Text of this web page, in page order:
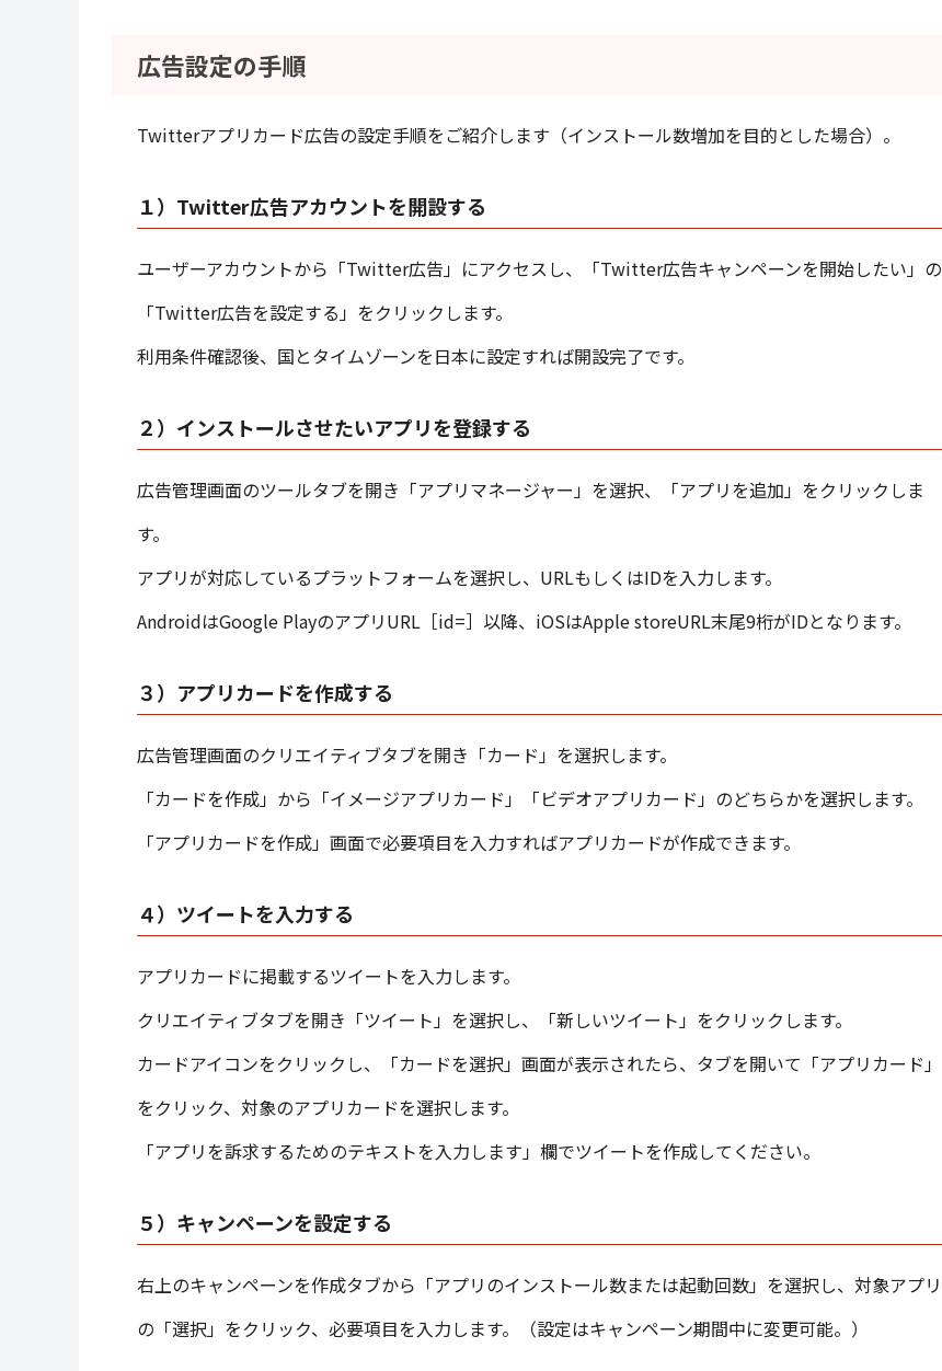
広告設定の手順
Twitterアプリカード広告の設定手順をご紹介します（インストール数増加を目的とした場合）。
１）Twitter広告アカウントを開設する
ユーザーアカウントから「Twitter広告」にアクセスし、「Twitter広告キャンペーンを開始したい」の
「Twitter広告を設定する」をクリックします。
利用条件確認後、国とタイムゾーンを日本に設定すれば開設完了です。
２）インストールさせたいアプリを登録する
広告管理画面のツールタブを開き「アプリマネージャー」を選択、「アプリを追加」をクリックしま
す。
アプリが対応しているプラットフォームを選択し、URLもしくはIDを入力します。
AndroidはGoogle PlayのアプリURL［id=］以降、iOSはApple storeURL末尾9桁がIDとなります。
３）アプリカードを作成する
広告管理画面のクリエイティブタブを開き「カード」を選択します。
「カードを作成」から「イメージアプリカード」「ビデオアプリカード」のどちらかを選択します。
「アプリカードを作成」画面で必要項目を入力すればアプリカードが作成できます。
４）ツイートを入力する
アプリカードに掲載するツイートを入力します。
クリエイティブタブを開き「ツイート」を選択し、「新しいツイート」をクリックします。
カードアイコンをクリックし、「カードを選択」画面が表示されたら、タブを開いて「アプリカード」
をクリック、対象のアプリカードを選択します。
「アプリを訴求するためのテキストを入力します」欄でツイートを作成してください。
５）キャンペーンを設定する
右上のキャンペーンを作成タブから「アプリのインストール数または起動回数」を選択し、対象アプリ
の「選択」をクリック、必要項目を入力します。（設定はキャンペーン期間中に変更可能。）